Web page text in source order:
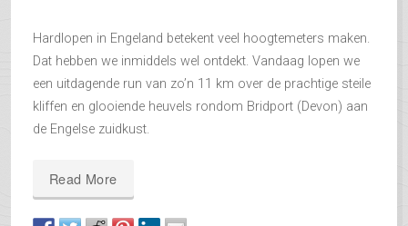
Hardlopen in Engeland betekent veel hoogtemeters maken.
Dat hebben we inmiddels wel ontdekt. Vandaag lopen we
een uitdagende run van zo’n 11 km over de prachtige steile
kliffen en glooiende heuvels rondom Bridport (Devon) aan
de Engelse zuidkust.
Read More